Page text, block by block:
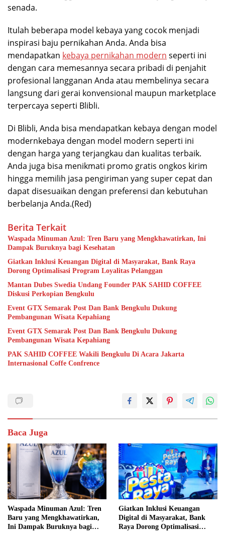
senada.
Itulah beberapa model kebaya yang cocok menjadi
inspirasi baju pernikahan Anda. Anda bisa
mendapatkan kebaya pernikahan modern seperti ini
dengan cara memesannya secara pribadi di penjahit
profesional langganan Anda atau membelinya secara
langsung dari gerai konvensional maupun marketplace
terpercaya seperti Blibli.
Di Blibli, Anda bisa mendapatkan kebaya dengan model
modernkebaya dengan model modern seperti ini
dengan harga yang terjangkau dan kualitas terbaik.
Anda juga bisa menikmati promo gratis ongkos kirim
hingga memilih jasa pengiriman yang super cepat dan
dapat disesuaikan dengan preferensi dan kebutuhan
berbelanja Anda.(Red)
Berita Terkait
Waspada Minuman Azul: Tren Baru yang Mengkhawatirkan, Ini
Dampak Buruknya bagi Kesehatan
Giatkan Inklusi Keuangan Digital di Masyarakat, Bank Raya
Dorong Optimalisasi Program Loyalitas Pelanggan
Mantan Dubes Swedia Undang Founder PAK SAHID COFFEE
Diskusi Perkopian Bengkulu
Event GTX Semarak Post Dan Bank Bengkulu Dukung
Pembangunan Wisata Kepahiang
Event GTX Semarak Post Dan Bank Bengkulu Dukung
Pembangunan Wisata Kepahiang
PAK SAHID COFFEE Wakili Bengkulu Di Acara Jakarta
Internasional Coffe Confrence
Baca Juga
Waspada Minuman Azul: Tren
Baru yang Mengkhawatirkan,
Ini Dampak Buruknya bagi
Giatkan Inklusi Keuangan
Digital di Masyarakat, Bank
Raya Dorong Optimalisasi